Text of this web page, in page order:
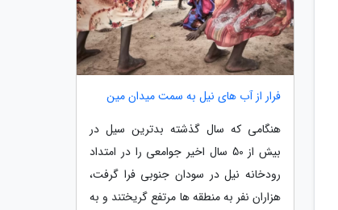
فرار از آب های نیل به سمت میدان مین
هنگامی که سال گذشته بدترین سیل در
بیش از 50 سال اخیر جوامعی را در امتداد
رودخانه نیل در سودان جنوبی فرا گرفت،
هزاران نفر به منطقه ها مرتفع گریختند و به